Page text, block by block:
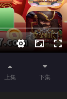
上集 下集